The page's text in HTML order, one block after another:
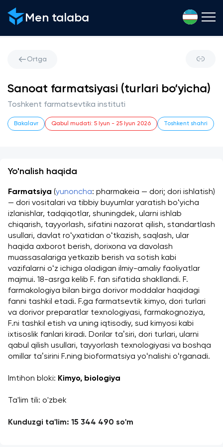
Men talaba
Ortga
Sanoat farmatsiyasi (turlari bo‘yicha)
Toshkent farmatsevtika instituti
Bakalavr Qabul mudati: 5 Iyun - 25 Iyun 2026 Toshkent shahri
Yo'nalish haqida
Farmatsiya (yunoncha: pharmakeia — dori; dori ishlatish)
— dori vositalari va tibbiy buyumlar yaratish boʻyicha
izlanishlar, tadqiqotlar, shuningdek, ularni ishlab
chiqarish, tayyorlash, sifatini nazorat qilish, standartlash
usullari, davlat roʻyxatidan oʻtkazish, saqlash, ular
haqida axborot berish, dorixona va davolash
muassasalariga yetkazib berish va sotish kabi
vazifalarni oʻz ichiga oladigan ilmiy-amaliy faoliyatlar
majmui. 18-asrga kelib F. fan sifatida shakllandi. F.
farmakologiya bilan birga dorivor moddalar haqidagi
fanni tashkil etadi. F.ga farmatsevtik kimyo, dori turlari
va dorivor preparatlar texnologiyasi, farmakognoziya,
F.ni tashkil etish va uning iqtisodiy, sud kimyosi kabi
ixtisoslik fanlari kiradi. Dorilar taʼsiri, dori turlari, ularni
qabul qilish usullari, tayyorlash texnologiyasi va boshqa
omillar taʼsirini F.ning bioformatsiya yoʻnalishi oʻrganadi.
Imtihon bloki: Kimyo, biologiya
Ta'lim tili: o'zbek
Kunduzgi ta'lim: 15 344 490 so'm